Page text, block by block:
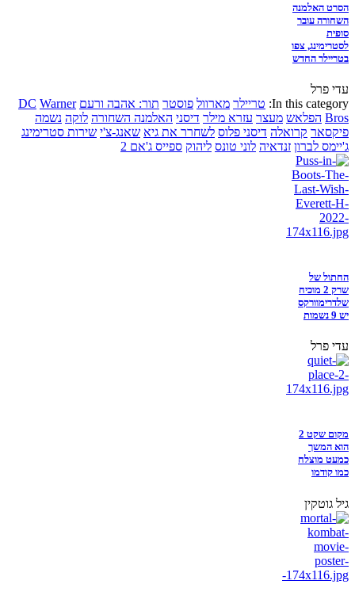
הסרט האלמנה
השחורה עובר
סופית
לסטרימינג, צפו
בטריילר החדש
עדי פרל
In this category: טריילר מארוול פוסטר תור: אהבה ורעם DC Warner
Bros הפלאש מעצר עזרא מילר דיסני האלמנה השחורה לוקה נשמה
פיקסאר קרואלה דיסני פלוס לשחרר את גיא שאנג-צ'י שירות סטרימינג
ג'יימס לברון זנדאיה לוני טונס ליהוק ספייס ג'אם 2
החתול של
שרק 2 מוכיח
שלדרימוורקס
יש 9 נשמות
עדי פרל
מקום שקט 2
הוא המשך
כמעט מוצלח
כמו קודמו
גיל גוטקין